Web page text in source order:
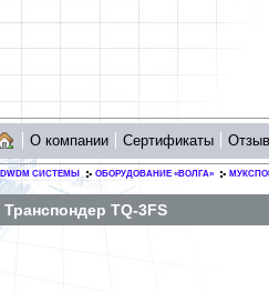
О компании Сертификаты
DWDM СИСТЕМЫ ОБОРУДОВАНИЕ «ВОЛГА»
Транспондер TQ-3FS